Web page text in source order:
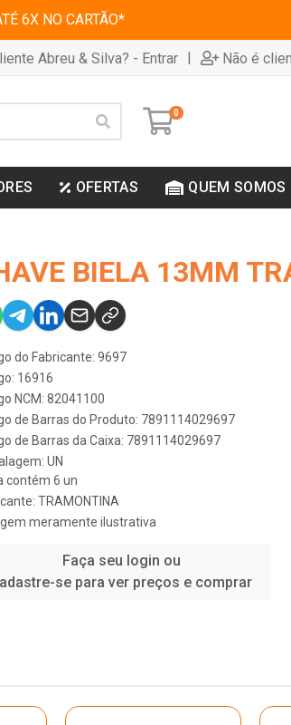
6X NO CARTÃO*
Abreu & Silva? - Entrar | Não é
0
OFERTAS QUEM SOMOS
BIELA 13MM
do Fabricante: 9697
16916
NCM: 82041100
de Barras do Produto: 7891114029697
de Barras da Caixa: 7891114029697
UN
contém 6 un
TRAMONTINA
meramente ilustrativa
Faça seu login ou
se para ver preços e comprar